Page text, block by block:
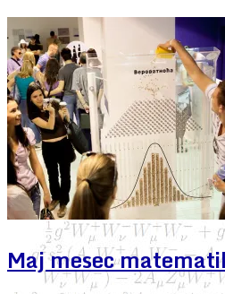
Maj mesec